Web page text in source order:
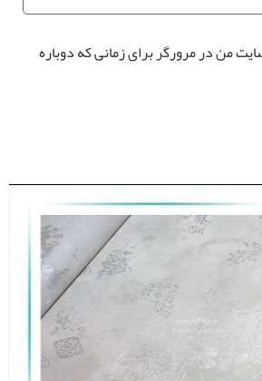
در مرورگر برای زمانی که دوباره